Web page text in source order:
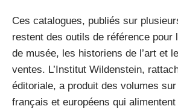
Ces catalogues, publiés sur
restent des outils de référence pour
de musée, les historiens de l’art et
ventes. L’Institut Wildenstein,
éditoriale, a produit des volumes
français et européens qui